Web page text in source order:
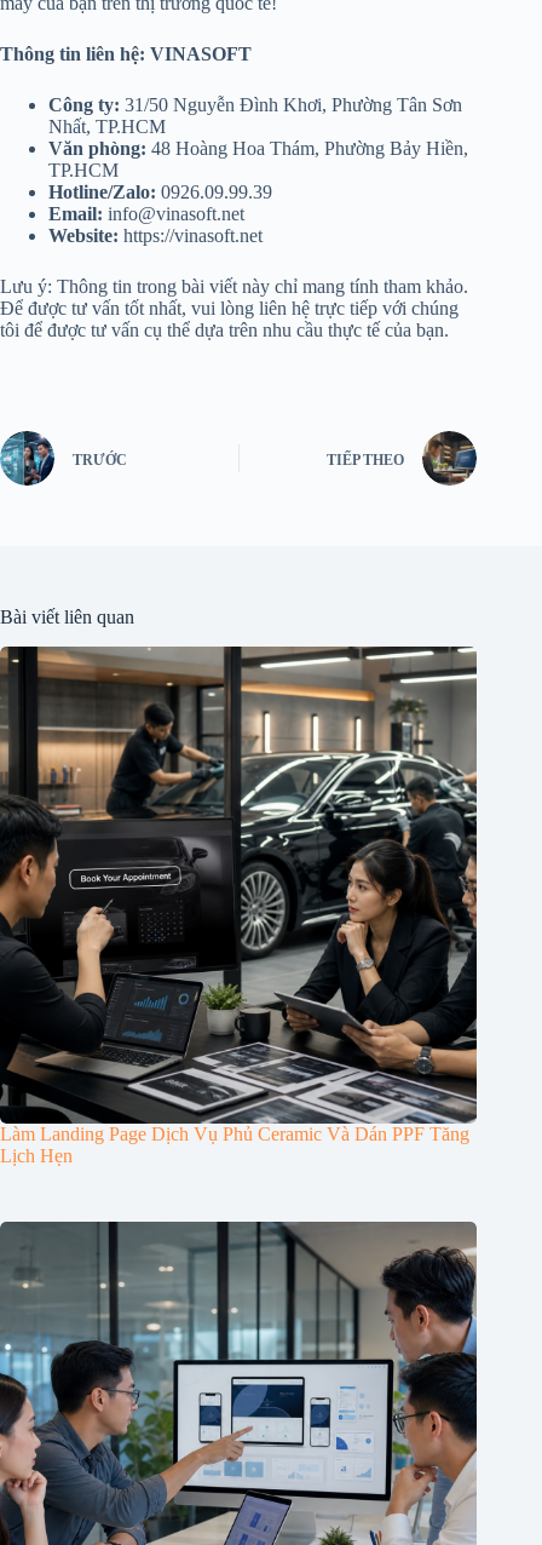
Thông tin liên hệ: VINASOFT
Công ty: 31/50 Nguyễn Đình Khơi, Phường Tân Sơn
Nhất, TP.HCM
Văn phòng: 48 Hoàng Hoa Thám, Phường Bảy Hiền,
TP.HCM
Hotline/Zalo: 0926.09.99.39
Email: info@vinasoft.net
Website: https://vinasoft.net
Lưu ý: Thông tin trong bài viết này chỉ mang tính tham khảo.
Để được tư vấn tốt nhất, vui lòng liên hệ trực tiếp với chúng
tôi để được tư vấn cụ thể dựa trên nhu cầu thực tế của bạn.
TRƯỚC TIẾP THEO
Bài viết liên quan
Làm Landing Page Dịch Vụ Phủ Ceramic Và Dán PPF Tăng
Lịch Hẹn